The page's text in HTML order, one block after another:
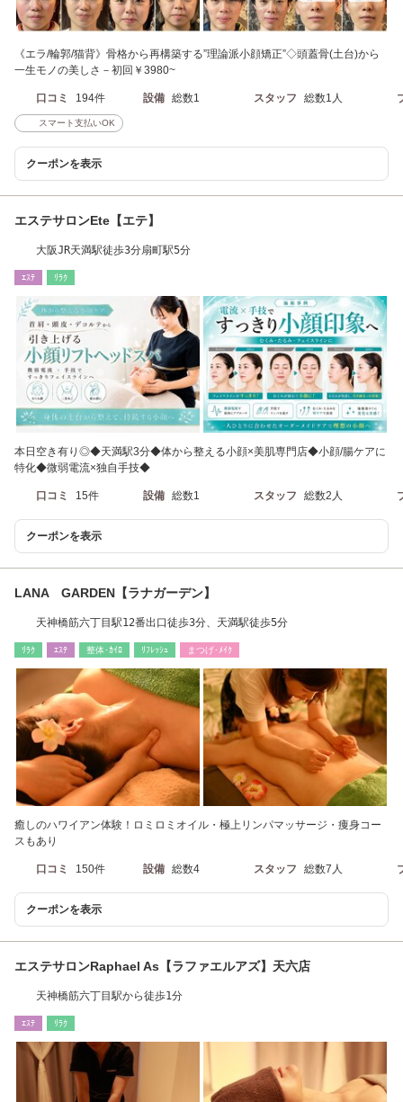
《エラ/輪郭/猫背》骨格から再構築する”理論派小顔矯正”◇頭蓋骨(土台)から
一生モノの美しさ－初回￥3980~
口コミ 194件 設備 総数1 スタッフ 総数1人
スマート支払いOK
クーポンを表示
エステサロンEte【エテ】
大阪JR天満駅徒歩3分扇町駅5分
ｴｽﾃ ﾘﾗｸ
本日空き有り◎◆天満駅3分◆体から整える小顔×美肌専門店◆小顔/腸ケアに
特化◆微弱電流×独自手技◆
口コミ 15件 設備 総数1 スタッフ 総数2人
クーポンを表示
LANA GARDEN【ラナガーデン】
天神橋筋六丁目駅12番出口徒歩3分、天満駅徒歩5分
ﾘﾗｸ ｴｽﾃ 整体･ｶｲﾛ ﾘﾌﾚｯｼｭ まつげ･ﾒｲｸ
癒しのハワイアン体験！ロミロミオイル・極上リンパマッサージ・痩身コー
スもあり
口コミ 150件 設備 総数4 スタッフ 総数7人
クーポンを表示
エステサロンRaphael As【ラファエルアズ】天六店
天神橋筋六丁目駅から徒歩1分
ｴｽﾃ ﾘﾗｸ